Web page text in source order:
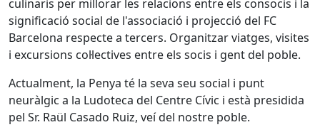
culinaris per millorar les relacions entre els consocis i la
significació social de l'associació i projecció del FC
Barcelona respecte a tercers. Organitzar viatges, visites
i excursions col·lectives entre els socis i gent del poble.
Actualment, la Penya té la seva seu social i punt
neuràlgic a la Ludoteca del Centre Cívic i està presidida
pel Sr. Raül Casado Ruiz, veí del nostre poble.